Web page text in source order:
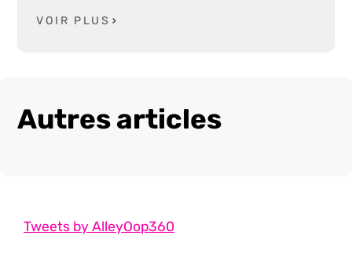
VOIR PLUS
Autres articles
Tweets by AlleyOop360